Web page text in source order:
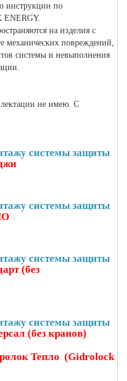
инструкции по
ENERGY.
на изделия с
механических повреждений,
системы и невыполнения
не имею. С
системы защиты
системы защиты
системы защиты
(без
системы защиты
(без кранов)
Тепло (Gidrolock